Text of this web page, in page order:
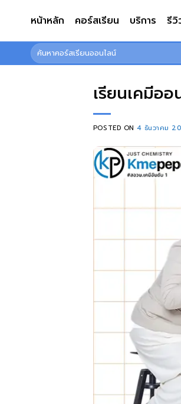
หน้าหลัก คอร์สเรียน บริการ รีวิ
ค้นหา:
เรียนเคมีอ
POSTED ON4 ธันวาคม